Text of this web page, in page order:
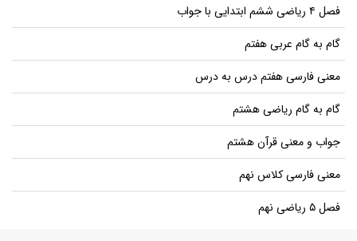
فصل ۴ ریاضی ششم ابتدایی با جواب
گام به گام عربی هفتم
معنی فارسی هفتم درس به درس
گام به گام ریاضی هشتم
جواب و معنی قرآن هشتم
معنی فارسی کلاس نهم
فصل ۵ ریاضی نهم